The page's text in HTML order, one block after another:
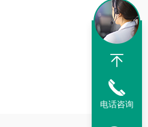
电话咨询